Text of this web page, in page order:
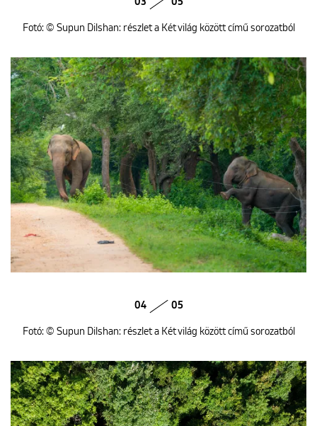
03 05
Fotó: © Supun Dilshan: részlet a Két világ között című sorozatból
04 05
Fotó: © Supun Dilshan: részlet a Két világ között című sorozatból